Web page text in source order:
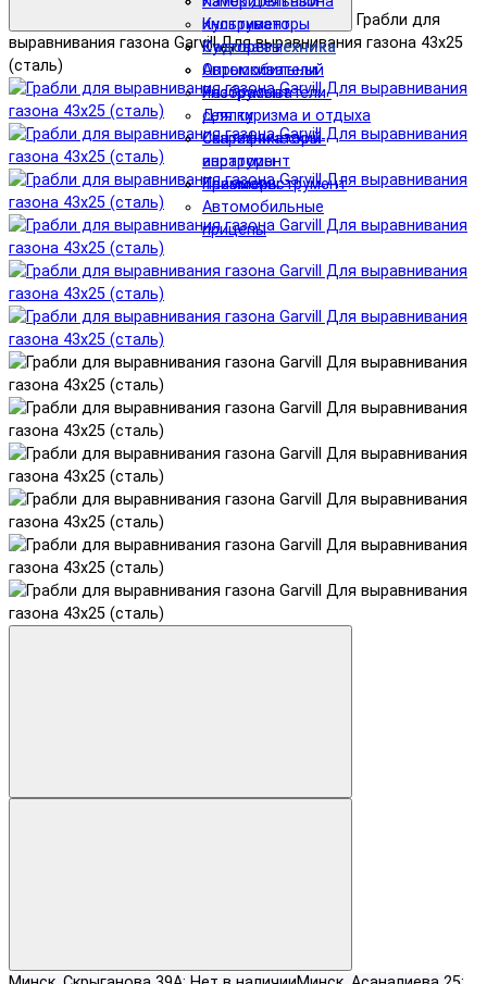
инструмент
Садовая техника
Автомобильный
инструмент
Для туризма и отдыха
Сантехнический
инструмент
Пневмоинструмент
Автомобильные
прицепы
Культиваторы
Кусторезы
Опрыскиватели
Разбрасыватели-
сеялки
Скарификаторы-
аэраторы
Триммеры
Грабли для
выравнивания газона Garvill Для выравнивания газона 43x25
(сталь)